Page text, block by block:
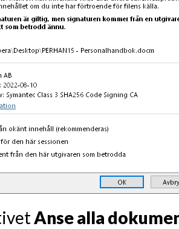
Anse alla